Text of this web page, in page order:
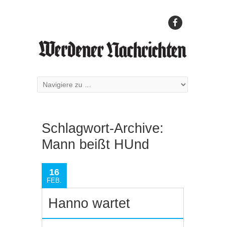
Schlagwort-Archive:
Mann beißt HUnd
16
FEB.
Hanno wartet